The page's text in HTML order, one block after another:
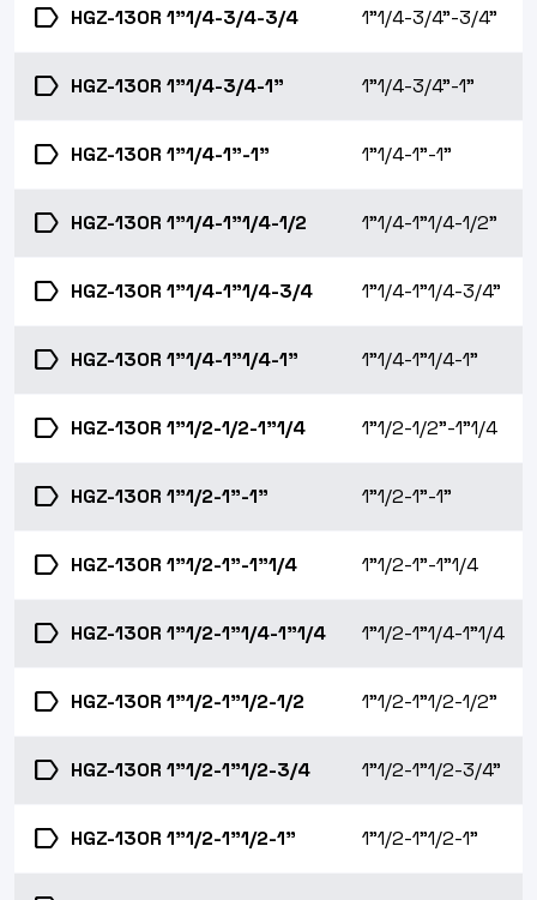
label HGZ-130R 1"1/4-3/4-3/4 1"1/4-3/4"-3/4"
label HGZ-130R 1"1/4-3/4-1" 1"1/4-3/4"-1"
label HGZ-130R 1"1/4-1"-1" 1"1/4-1"-1"
label HGZ-130R 1"1/4-1"1/4-1/2 1"1/4-1"1/4-1/2"
label HGZ-130R 1"1/4-1"1/4-3/4 1"1/4-1"1/4-3/4"
label HGZ-130R 1"1/4-1"1/4-1" 1"1/4-1"1/4-1"
label HGZ-130R 1"1/2-1/2-1"1/4 1"1/2-1/2"-1"1/4
label HGZ-130R 1"1/2-1"-1" 1"1/2-1"-1"
label HGZ-130R 1"1/2-1"-1"1/4 1"1/2-1"-1"1/4
label HGZ-130R 1"1/2-1"1/4-1"1/4 1"1/2-1"1/4-1"1/4
label HGZ-130R 1"1/2-1"1/2-1/2 1"1/2-1"1/2-1/2"
label HGZ-130R 1"1/2-1"1/2-3/4 1"1/2-1"1/2-3/4"
label HGZ-130R 1"1/2-1"1/2-1" 1"1/2-1"1/2-1"